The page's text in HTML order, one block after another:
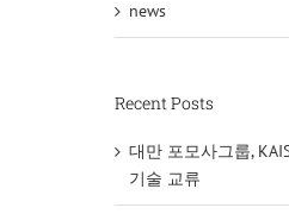
news
Recent Posts
대만 포모사그룹,
기술 교류